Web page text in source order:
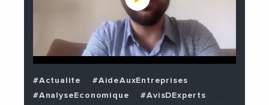
#Actualite
#AideAuxEntreprises
#AnalyseEconomique
#AvisDExperts